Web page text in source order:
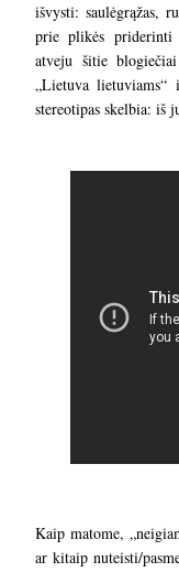
išvysti: saulėgrąžas,
prie plikės
atveju šitie
„Lietuva
stereotipas skelbia: iš
Kaip matome,
ar kitaip nuteisti/